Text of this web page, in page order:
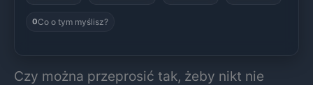
0Co o tym myślisz?
Czy można przeprosić tak, żeby nikt nie